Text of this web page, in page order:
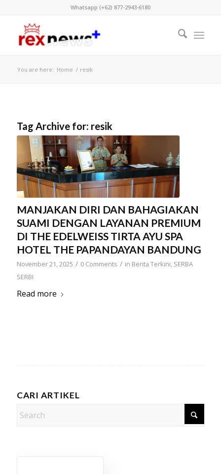
Whatsapp (+62) 877-2943-6180
You are here: Home / resik
Tag Archive for: resik
MANJAKAN DIRI DAN BAHAGIAKAN
SUAMI DENGAN LAYANAN PREMIUM
DI THE EDELWEISS TIRTA AYU SPA
HOTEL THE PAPANDAYAN BANDUNG
November 21, 2025 / 0 Comments / in Berita Terkini, SERBA
SERBI
Read more
CARI ARTIKEL